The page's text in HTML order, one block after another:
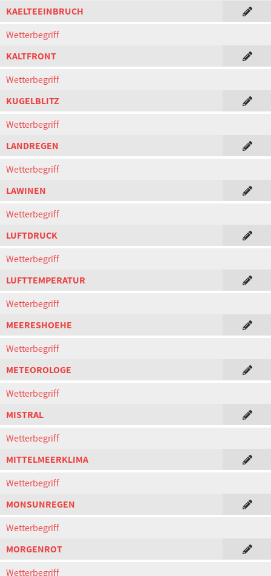
KAELTEEINBRUCH
Wetterbegriff
KALTFRONT
Wetterbegriff
KUGELBLITZ
Wetterbegriff
LANDREGEN
Wetterbegriff
LAWINEN
Wetterbegriff
LUFTDRUCK
Wetterbegriff
LUFTTEMPERATUR
Wetterbegriff
MEERESHOEHE
Wetterbegriff
METEOROLOGE
Wetterbegriff
MISTRAL
Wetterbegriff
MITTELMEERKLIMA
Wetterbegriff
MONSUNREGEN
Wetterbegriff
MORGENROT
Wetterbegriff